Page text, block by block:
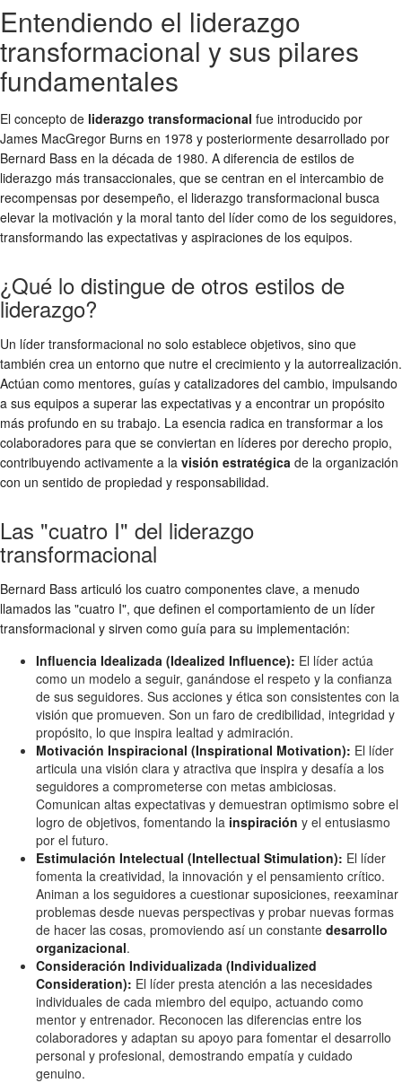
Entendiendo el liderazgo
transformacional y sus pilares
fundamentales
El concepto de liderazgo transformacional fue introducido por
James MacGregor Burns en 1978 y posteriormente desarrollado por
Bernard Bass en la década de 1980. A diferencia de estilos de
liderazgo más transaccionales, que se centran en el intercambio de
recompensas por desempeño, el liderazgo transformacional busca
elevar la motivación y la moral tanto del líder como de los seguidores,
transformando las expectativas y aspiraciones de los equipos.
¿Qué lo distingue de otros estilos de
liderazgo?
Un líder transformacional no solo establece objetivos, sino que
también crea un entorno que nutre el crecimiento y la autorrealización.
Actúan como mentores, guías y catalizadores del cambio, impulsando
a sus equipos a superar las expectativas y a encontrar un propósito
más profundo en su trabajo. La esencia radica en transformar a los
colaboradores para que se conviertan en líderes por derecho propio,
contribuyendo activamente a la visión estratégica de la organización
con un sentido de propiedad y responsabilidad.
Las "cuatro I" del liderazgo
transformacional
Bernard Bass articuló los cuatro componentes clave, a menudo
llamados las "cuatro I", que definen el comportamiento de un líder
transformacional y sirven como guía para su implementación:
Influencia Idealizada (Idealized Influence): El líder actúa
como un modelo a seguir, ganándose el respeto y la confianza
de sus seguidores. Sus acciones y ética son consistentes con la
visión que promueven. Son un faro de credibilidad, integridad y
propósito, lo que inspira lealtad y admiración.
Motivación Inspiracional (Inspirational Motivation): El líder
articula una visión clara y atractiva que inspira y desafía a los
seguidores a comprometerse con metas ambiciosas.
Comunican altas expectativas y demuestran optimismo sobre el
logro de objetivos, fomentando la inspiración y el entusiasmo
por el futuro.
Estimulación Intelectual (Intellectual Stimulation): El líder
fomenta la creatividad, la innovación y el pensamiento crítico.
Animan a los seguidores a cuestionar suposiciones, reexaminar
problemas desde nuevas perspectivas y probar nuevas formas
de hacer las cosas, promoviendo así un constante desarrollo
organizacional.
Consideración Individualizada (Individualized
Consideration): El líder presta atención a las necesidades
individuales de cada miembro del equipo, actuando como
mentor y entrenador. Reconocen las diferencias entre los
colaboradores y adaptan su apoyo para fomentar el desarrollo
personal y profesional, demostrando empatía y cuidado
genuino.